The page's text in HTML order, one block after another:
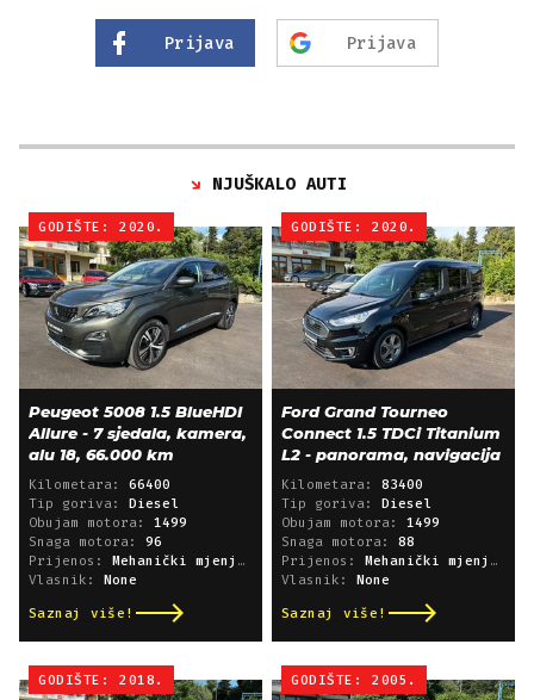
Prijava Prijava
NJUŠKALO AUTI
GODIŠTE: 2020.
Peugeot 5008 1.5 BlueHDI
Allure - 7 sjedala, kamera,
alu 18, 66.000 km
Kilometara: 66400
Tip goriva: Diesel
Obujam motora: 1499
Snaga motora: 96
Prijenos: Mehanički mjenjač
Vlasnik: None
Saznaj više!
GODIŠTE: 2020.
Ford Grand Tourneo
Connect 1.5 TDCi Titanium
L2 - panorama, navigacija
Kilometara: 83400
Tip goriva: Diesel
Obujam motora: 1499
Snaga motora: 88
Prijenos: Mehanički mjenjač
Vlasnik: None
Saznaj više!
GODIŠTE: 2018. GODIŠTE: 2005.